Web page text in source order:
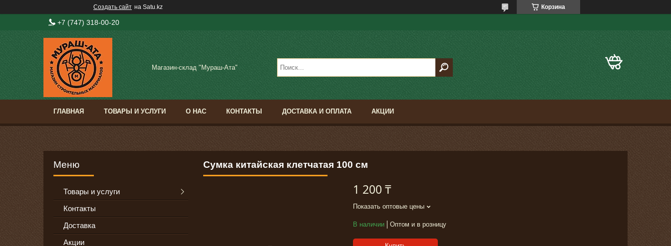
Создать сайт на Satu.kz Корзина
+7 (747) 318-00-20
Магазин-склад "Мураш-Ата"
ГЛАВНАЯ ТОВАРЫ И УСЛУГИ О НАС КОНТАКТЫ ДОСТАВКА И ОПЛАТА АКЦИИ
Сумка китайская клетчатая 100 см
1 200 ₸
Показать оптовые цены
В наличии Оптом и в розницу
Товары и услуги
Контакты
Доставка
Акции